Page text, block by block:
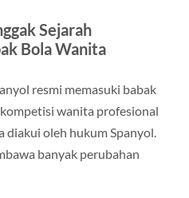
Sejarah
Bola Wanita
resmi memasuki babak
kompetisi wanita profesional
diakui oleh hukum Spanyol.
banyak perubahan